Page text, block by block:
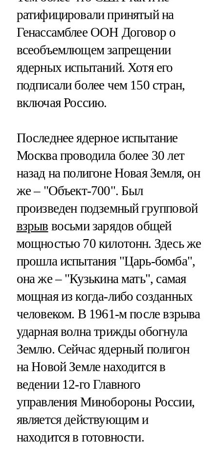
ратифицировали принятый на
Генассамблее ООН Договор о
всеобъемлющем запрещении
ядерных испытаний. Хотя его
подписали более чем 150 стран,
включая Россию.
Последнее ядерное испытание
Москва проводила более 30 лет
назад на полигоне Новая Земля, он
же – "Объект-700". Был
произведен подземный групповой
взрыв восьми зарядов общей
мощностью 70 килотонн. Здесь же
прошла испытания "Царь-бомба",
она же – "Кузькина мать", самая
мощная из когда-либо созданных
человеком. В 1961-м после взрыва
ударная волна трижды обогнула
Землю. Сейчас ядерный полигон
на Новой Земле находится в
ведении 12-го Главного
управления Минобороны России,
является действующим и
находится в готовности.